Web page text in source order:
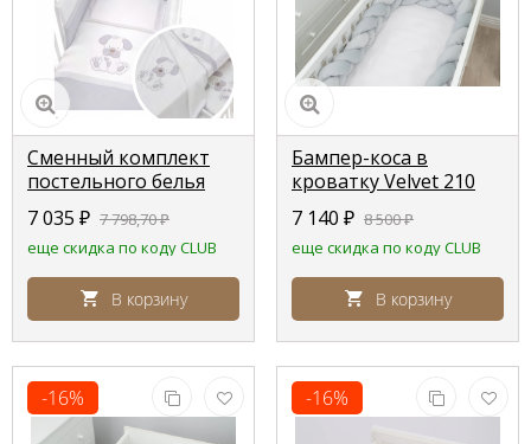
Сменный комплект
постельного белья
Erbesi Jack белый
(white/bianco)
7 035 ₽ 7 798,70₽
еще скидка по коду CLUB
В корзину
Бампер-коса в
кроватку Velvet 210
см, цвет мятный,
Lepre
7 140 ₽ 8 500₽
еще скидка по коду CLUB
В корзину
-16% -16%